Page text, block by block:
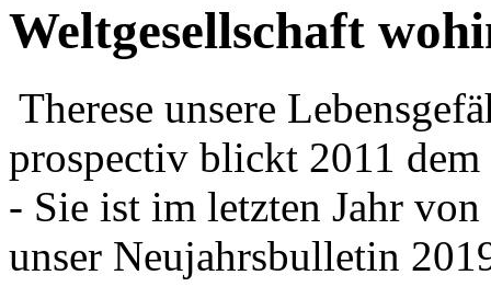
Weltgesellschaft
Therese unsere
prospectiv blickt 2011
- Sie ist im letzten Jahr
unser Neujahrsbulletin